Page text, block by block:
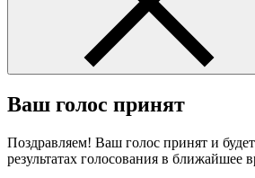
Ваш голос принят
Поздравляем! Ваш голос принят и
результатах голосования в ближайшее